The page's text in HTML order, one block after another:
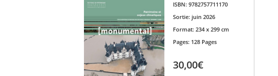
ISBN: 9782757711170
Sortie: juin 2026
Format: 234 x 299 cm
Pages: 128 Pages
30,00€